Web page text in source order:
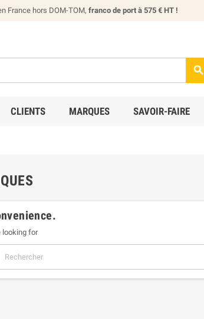
France hors DOM-TOM, franco de port à 575 € HT !

CLIENTS MARQUES SAVOIR-FAIRE
looking for